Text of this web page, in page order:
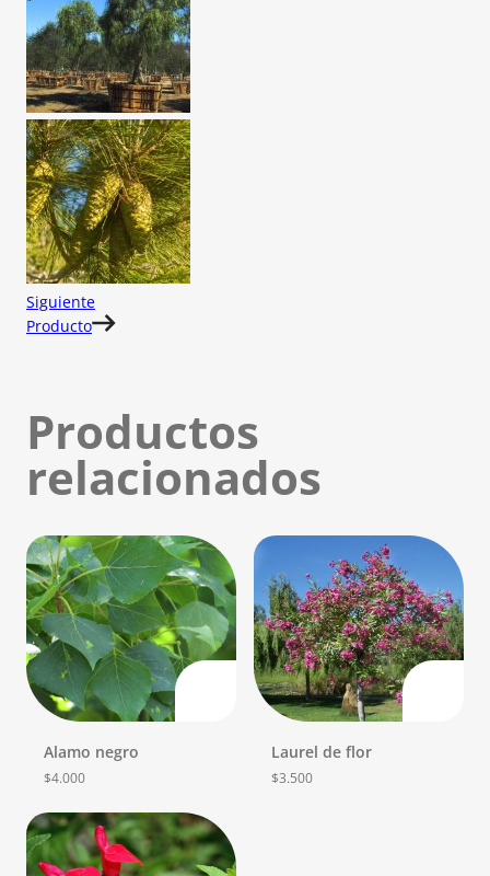
Siguiente
Producto
Productos
relacionados
Alamo negro
$4.000
Laurel de flor
$3.500